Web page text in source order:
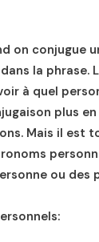
on conjugue
la phrase.
à quel
plus
Mais il est
ou des